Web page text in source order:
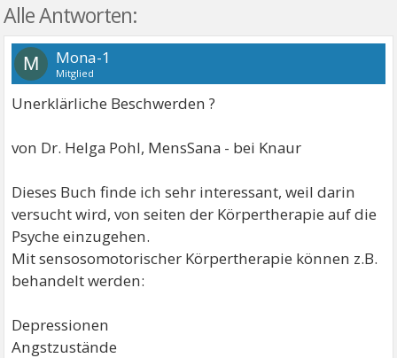
Alle Antworten:
M Mona-1
Mitglied
Unerklärliche Beschwerden ?
von Dr. Helga Pohl, MensSana - bei Knaur
Dieses Buch finde ich sehr interessant, weil darin
versucht wird, von seiten der Körpertherapie auf die
Psyche einzugehen.
Mit sensosomotorischer Körpertherapie können z.B.
behandelt werden:
Depressionen
Angstzustände